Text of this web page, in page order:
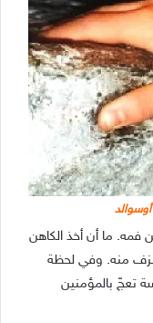
فمه. ما أن أخذ الكاهن
منه. وفي لحظة
تعجّ بالمؤمنين